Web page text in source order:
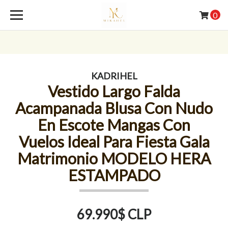
0
KADRIHEL
Vestido Largo Falda
Acampanada Blusa Con Nudo
En Escote Mangas Con
Vuelos Ideal Para Fiesta Gala
Matrimonio MODELO HERA
ESTAMPADO
69.990$ CLP